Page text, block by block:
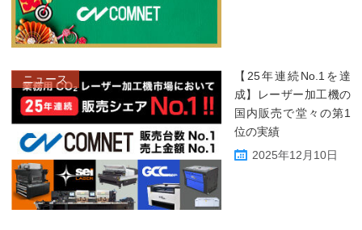
ニュース
【25年連続No.1を達
成】レーザー加工機の
国内販売で堂々の第1
位の実績
2025年12月10日